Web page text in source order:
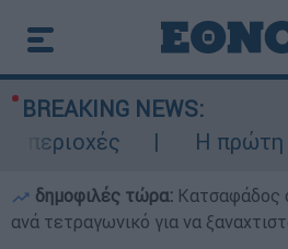
BREAKING NEWS:
Η πρώτη
δημοφιλές τώρα: Κατσαφάδος
ανά τετραγωνικό για να